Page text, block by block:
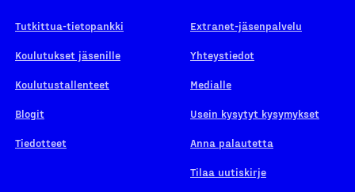
Tutkittua-tietopankki
Koulutukset jäsenille
Koulutustallenteet
Blogit
Tiedotteet
Extranet-jäsenpalvelu
Yhteystiedot
Medialle
Usein kysytyt kysymykset
Anna palautetta
Tilaa uutiskirje